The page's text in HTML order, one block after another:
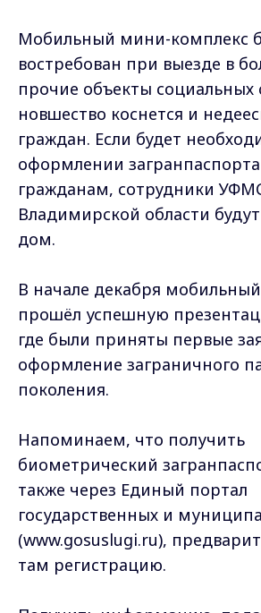
Мобильный мини-комплекс
востребован при выезде в
прочие объекты социальных
новшество коснется и
граждан. Если будет
оформлении
гражданам, сотрудники
Владимирской области
дом.
В начале декабря
прошёл успешную
где были приняты первые
оформление заграничного
поколения.
Напоминаем, что получить
биометрический
также через Единый портал
государственных и
(www.gosuslugi.ru),
там регистрацию.